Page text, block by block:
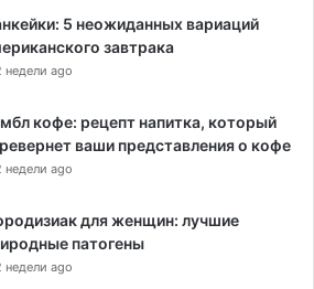
5 неожиданных вариаций
завтрака
недели ago
кофе: рецепт напитка, который
ваши представления о кофе
недели ago
для женщин: лучшие
патогены
недели ago